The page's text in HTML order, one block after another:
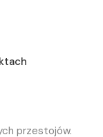
przestojów.